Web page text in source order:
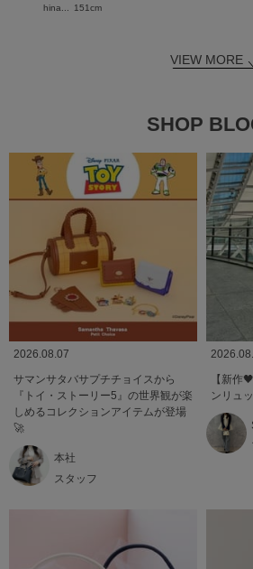
hina... 151cm
VIEW MORE
SHOP
2026.08.07
サマンサタバサプチチョイスから
『トイ・ストーリー5』の世界観が楽
しめるコレクションアイテムが登場
🚀
本社
スタッフ
【新作
ンリュ